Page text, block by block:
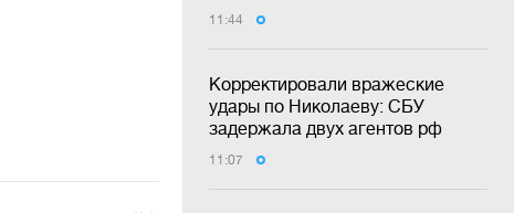
11:44
Корректировали вражеские
удары по Николаеву: СБУ
задержала двух агентов рф
11:07